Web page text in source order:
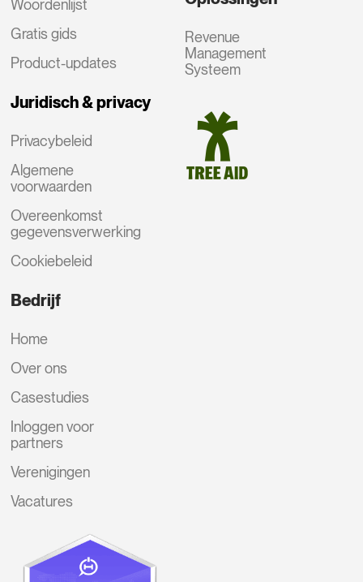
Woordenlijst
Gratis gids
Product-updates
Juridisch & privacy
Privacybeleid
Algemene
voorwaarden
Overeenkomst
gegevensverwerking
Cookiebeleid
Revenue
Management
Systeem
Bedrijf
Home
Over ons
Casestudies
Inloggen voor
partners
Verenigingen
Vacatures